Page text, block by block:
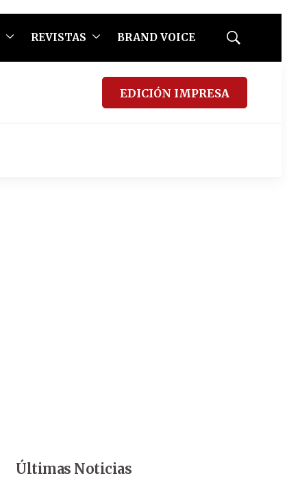
REVISTAS BRAND VOICE
Mostrar
EDICIÓN IMPRESA
Últimas Noticias